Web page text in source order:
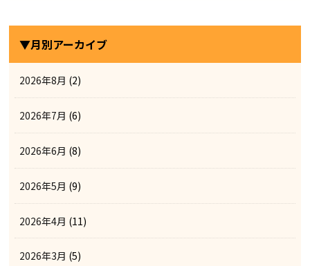
▼月別アーカイブ
2026年8月 (2)
2026年7月 (6)
2026年6月 (8)
2026年5月 (9)
2026年4月 (11)
2026年3月 (5)